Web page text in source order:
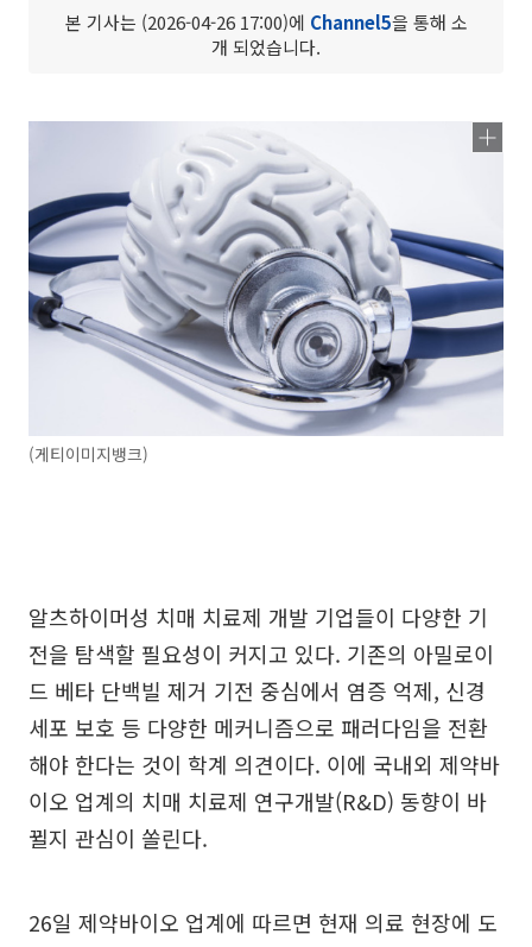
본 기사는 (2026-04-26 17:00)에 Channel5을 통해 소
개 되었습니다.
(게티이미지뱅크)
알츠하이머성 치매 치료제 개발 기업들이 다양한 기
전을 탐색할 필요성이 커지고 있다. 기존의 아밀로이
드 베타 단백빌 제거 기전 중심에서 염증 억제, 신경
세포 보호 등 다양한 메커니즘으로 패러다임을 전환
해야 한다는 것이 학계 의견이다. 이에 국내외 제약바
이오 업계의 치매 치료제 연구개발(R&D) 동향이 바
뀔지 관심이 쏠린다.
26일 제약바이오 업계에 따르면 현재 의료 현장에 도